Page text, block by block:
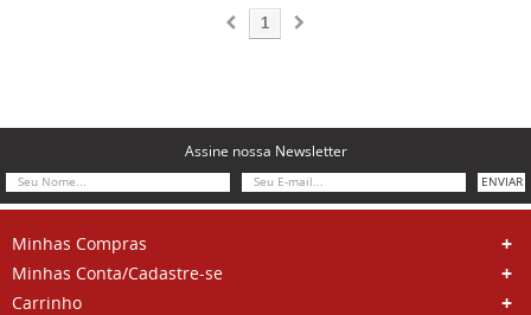
1
Assine nossa Newsletter
ENVIAR
Minhas Compras
Minhas Conta/Cadastre-se
Carrinho